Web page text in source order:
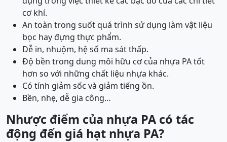
cơ khí.
An toàn trong suốt quá trình sử dụng làm vật liệu
bọc hay đựng thực phẩm.
Dễ in, nhuộm, hệ số ma sát thấp.
Độ bền trong dung môi hữu cơ của nhựa PA tốt
hơn so với những chất liệu nhựa khác.
Có tính giảm sốc và giảm tiếng ồn.
Bền, nhẹ, dễ gia công…
Nhược điểm của nhựa PA có tác
động đến giá hạt nhựa PA?